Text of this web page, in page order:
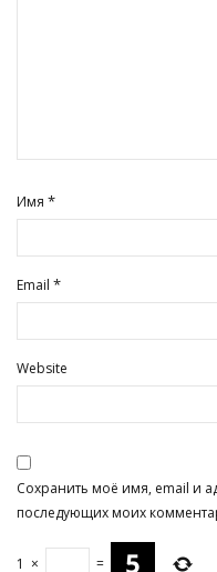
Имя *
Email *
Website
Сохранить моё имя, email и
последующих моих
1 × =